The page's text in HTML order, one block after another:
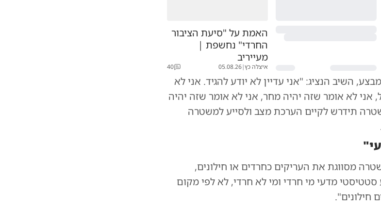
האמת על "סיעת הציבור
החרדי" נחשפת |
מעייריב
איצלה כץ|
05.08.26
40
השיב הנציג: "אני עדיין לא יודע להגיד. אני לא
אני לא אומר שזה יהיה מחר, אני לא אומר שזה יהיה
תידרש לקיים הערכת מצב ולסייע למשטרה
מסווגת את העריקים כחרדים או חילונים,
סטטיסטי מדעי מי חרדי ומי לא חרדי, לא לפי מקום
חילונים".